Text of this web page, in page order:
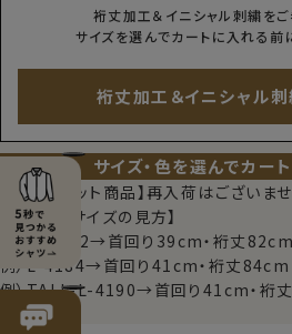
裄丈加工＆イニシャル刺繍を
サイズを選んでカートに入れる前
裄丈加工＆イニシャル
サイズ・色を選んでカー
【限定スポット商品】再入荷はございま
【シャツのサイズの見方】
例）M-3982→首回り39cm・裄丈82cm
例）L-4184→首回り41cm・裄丈84cm
例）TALL-L-4190→首回り41cm・裄